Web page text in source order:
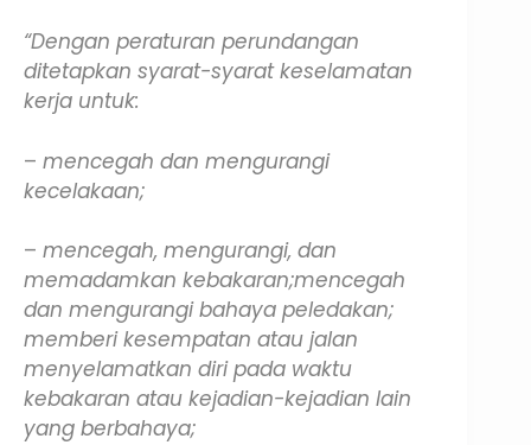
“Dengan peraturan perundangan
ditetapkan syarat-syarat keselamatan
kerja untuk:
– mencegah dan mengurangi
kecelakaan;
– mencegah, mengurangi, dan
memadamkan kebakaran;mencegah
dan mengurangi bahaya peledakan;
memberi kesempatan atau jalan
menyelamatkan diri pada waktu
kebakaran atau kejadian-kejadian lain
yang berbahaya;